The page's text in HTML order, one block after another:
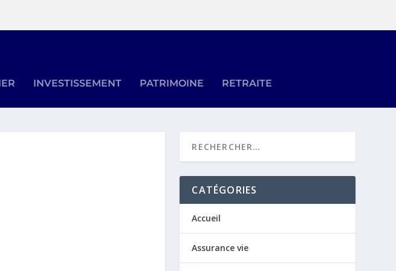
INVESTISSEMENT PATRIMOINE RETRAITE
CATÉGORIES
Accueil
Assurance vie